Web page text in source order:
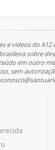
e vídeos do
brasileira sobre
em outro
sem